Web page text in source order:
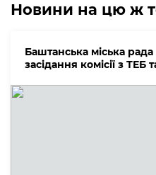
Новини на цю ж
Баштанська міська
засідання комісії з ТЕБ